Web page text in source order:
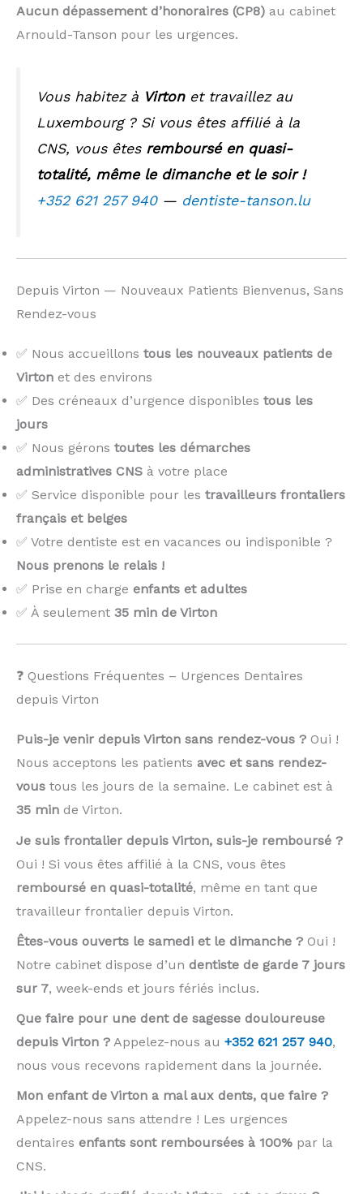
Aucun dépassement d’honoraires (CP8) au cabinet
Arnould-Tanson pour les urgences.
Vous habitez à Virtonet travaillez au
Luxembourg ? Si vous êtes affilié à la
CNS, vous êtes remboursé en quasi-
totalité, même le dimanche et le soir !
+352 621 257 940— dentiste-tanson.lu
Depuis Virton — Nouveaux Patients Bienvenus, Sans
Rendez-vous
✅ Nous accueillons tous les nouveaux patients de
Virton et des environs
✅ Des créneaux d’urgence disponibles tous les
jours
✅ Nous gérons toutes les démarches
administratives CNS à votre place
✅ Service disponible pour les travailleurs frontaliers
français et belges
✅ Votre dentiste est en vacances ou indisponible ?
Nous prenons le relais !
✅ Prise en charge enfants et adultes
✅ À seulement 35 min de Virton
❓ Questions Fréquentes – Urgences Dentaires
depuis Virton
Puis-je venir depuis Virton sans rendez-vous ? Oui !
Nous acceptons les patients avec et sans rendez-
vous tous les jours de la semaine. Le cabinet est à
35 min de Virton.
Je suis frontalier depuis Virton, suis-je remboursé ?
Oui ! Si vous êtes affilié à la CNS, vous êtes
remboursé en quasi-totalité, même en tant que
travailleur frontalier depuis Virton.
Êtes-vous ouverts le samedi et le dimanche ? Oui !
Notre cabinet dispose d’un dentiste de garde 7 jours
sur 7, week-ends et jours fériés inclus.
Que faire pour une dent de sagesse douloureuse
depuis Virton ? Appelez-nous au +352 621 257 940,
nous vous recevons rapidement dans la journée.
Mon enfant de Virton a mal aux dents, que faire ?
Appelez-nous sans attendre ! Les urgences
dentaires enfants sont remboursées à 100% par la
CNS.